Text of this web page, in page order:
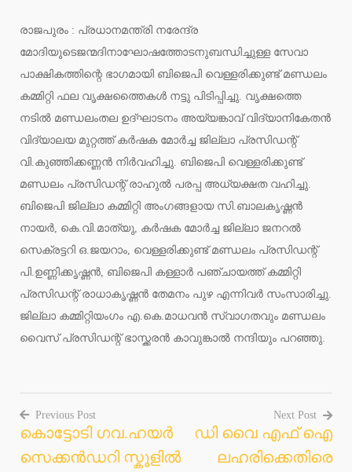
രാജപുരം : പ്രധാനമന്ത്രി നരേന്ദ്ര
മോദിയുടെജന്മദിനാഘോഷത്തോടനുബന്ധിച്ചുള്ള സേവാ
പാക്ഷികത്തിന്റെ ഭാഗമായി ബിജെപി വെള്ളരിക്കുണ്ട് മണ്ഡലം
കമ്മിറ്റി ഫല വൃക്ഷത്തൈകൾ നട്ടു പിടിപ്പിച്ചു. വൃക്ഷത്തെ
നടിൽ മണ്ഡലംതല ഉദ്ഘാടനം അയ്യങ്കാവ് വിദ്യാനികേതൻ
വിദ്യാലയ മുറ്റത്ത് കർഷക മോർച്ച ജില്ലാ പ്രസിഡന്റ്
വി.കുഞ്ഞിക്കണ്ണൻ നിർവഹിച്ചു. ബിജെപി വെള്ളരിക്കുണ്ട്
മണ്ഡലം പ്രസിഡന്റ് രാഹുൽ പരപ്പ അധ്യക്ഷത വഹിച്ചു.
ബിജെപി ജില്ലാ കമ്മിറ്റി അംഗങ്ങളായ സി.ബാലകൃഷ്ണൻ
നായർ, കെ.വി.മാത്യു, കർഷക മോർച്ച ജില്ലാ ജനറൽ
സെക്രട്ടറി ഒ.ജയറാം, വെള്ളരിക്കുണ്ട് മണ്ഡലം പ്രസിഡന്റ്
പി.ഉണ്ണിക്കൃഷ്ണൻ, ബിജെപി കള്ളാർ പഞ്ചായത്ത് കമ്മിറ്റി
പ്രസിഡന്റ് രാധാകൃഷ്ണൻ തേമനം പുഴ എന്നിവർ സംസാരിച്ചു.
ജില്ലാ കമ്മിറ്റിയംഗം എ.കെ.മാധവൻ സ്വാഗതവും മണ്ഡലം
വൈസ് പ്രസിഡന്റ് ഭാസ്ക്കരൻ കാവുങ്കാൽ നന്ദിയും പറഞ്ഞു.
Post
navigation
Previous Post
കൊട്ടോടി ഗവ.ഹയർ
സെക്കൻഡറി സ്കൂളിൽ
Next Post
ഡി വൈ എഫ് ഐ
ലഹരിക്കെതിരെ